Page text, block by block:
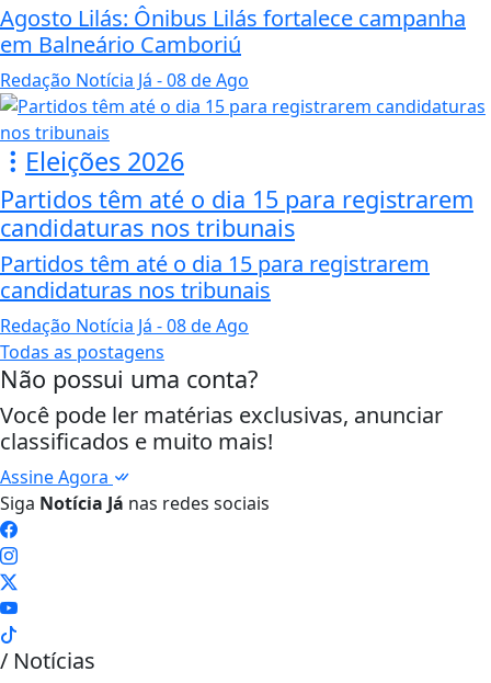
Agosto Lilás: Ônibus Lilás fortalece campanha
em Balneário Camboriú
Redação Notícia Já - 08 de Ago
Eleições 2026
Partidos têm até o dia 15 para registrarem
candidaturas nos tribunais
Partidos têm até o dia 15 para registrarem
candidaturas nos tribunais
Redação Notícia Já - 08 de Ago
Todas as postagens
Não possui uma conta?
Você pode ler matérias exclusivas, anunciar
classificados e muito mais!
Assine Agora
Siga Notícia Já nas redes sociais
/ Notícias